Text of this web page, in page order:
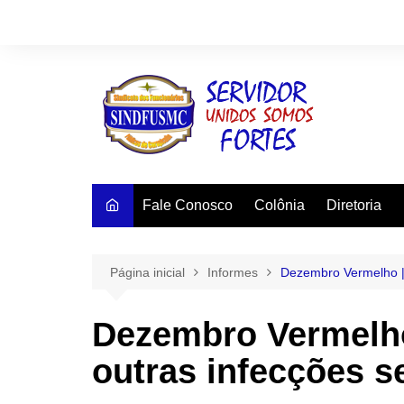
Fale Conosco Colônia Diretoria
Página inicial Informes Dezembro
Dezembro
outras infecções